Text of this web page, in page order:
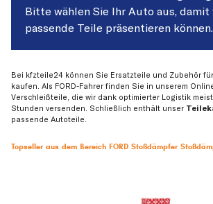
Bitte wählen Sie Ihr Auto aus, damit
passende Teile präsentieren können.
Bei kfzteile24 können Sie Ersatzteile und Zubehör
kaufen. Als FORD-Fahrer finden Sie in unserem
Verschleißteile, die wir dank optimierter Logistik
Stunden versenden. Schließlich enthält unser
passende Autoteile.
Topseller aus dem Bereich FORD Stoßdämpfer